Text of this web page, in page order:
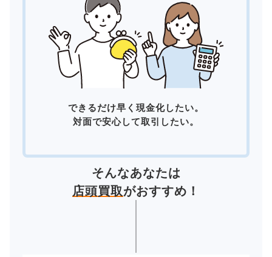
できるだけ早く現金化したい。
対面で安心して取引したい。
そんなあなたは
店頭買取がおすすめ！